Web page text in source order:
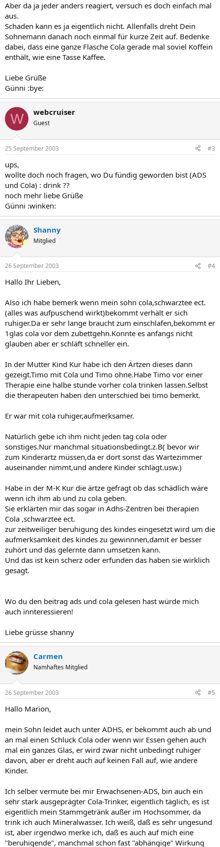
Aber da ja jeder anders reagiert, versuch es doch einfach mal
aus.
Schaden kann es ja eigentlich nicht. Allenfalls dreht Dein
Sohnemann danach noch einmal für kurze Zeit auf. Bedenke
dabei, dass eine ganze Flasche Cola gerade mal soviel Koffein
enthält, wie eine Tasse Kaffee.
Liebe Grüße
Günni :bye:
W webcruiser
Guest
25 September 2003 #3
ups,
wollte doch noch fragen, wo Du fündig geworden bist (ADS
und Cola) : drink ??
noch mehr liebe Grüße
Günni :winken:
Shanny
Mitglied
26 September 2003 #4
Hallo Ihr Lieben,
Also ich habe bemerk wenn mein sohn cola,schwarztee ect.
(alles was aufpuschend wirkt)bekommt verhält er sich
ruhiger.Da er sehr lange braucht zum einschlafen,bekommt er
1glas cola vor dem zubettgehn.Konnte es anfangs nicht
glauben aber er schläft schneller ein.
In der Mutter Kind Kur habe ich den Ärtzen dieses dann
gezeigt.Timo mit Cola und Timo ohne.Habe Timo vor einer
Therapie eine halbe stunde vorher cola trinken lassen.Selbst
die therapeuten haben den unterschied bei timo bemerkt.
Er war mit cola ruhiger,aufmerksamer.
Natürlich gebe ich ihm nicht jeden tag cola oder
sonstiges.Nur manchmal situationsbedingt.z.B( bevor wir
zum Kinderartz müssen,da er dort sonst das Wartezimmer
auseinander nimmt,und andere Kinder schlägt.usw.)
Habe in der M-K Kur die ärtze gefragt ob das schädlich wäre
wenn ich ihm ab und zu cola geben.
Sie erklärten mir das sogar in Adhs-Zentren bei therapien
Cola ,schwarztee ect.
zur zeitweiliger beruhigung des kindes eingesetzt wird um die
aufmerksamkeit des kindes zu gewinnnen,damit er besser
zuhört und das gelernte dann umsetzen kann.
Und das ist kein scherz oder erfunden das haben sie wirklich
gesagt.
Wo du den beitrag ads und cola gelesen hast würde mich
auch innteressieren!
Liebe grüsse shanny
Carmen
Namhaftes Mitglied
26 September 2003 #5
Hallo Marion,
mein Sohn leidet auch unter ADHS, er bekommt auch ab und
an mal einen Schluck Cola oder wenn wir Essen gehen auch
mal ein ganzes Glas, er wird zwar nicht unbedingt ruhiger
davon, aber er dreht auch auf keinen Fall auf, wie andere
Kinder.
Ich selber vermute bei mir Erwachsenen-ADS, bin auch ein
sehr stark ausgeprägter Cola-Trinker, eigentlich täglich, es ist
eigentlich mein Stammgetränk außer im Hochsommer, da
trink ich auch Mineralwasser. Ich weiß, daß es sehr ungesund
ist, aber irgendwo merke ich, daß es auch auf mich eine
"beruhigende", manchmal schon fast "abhängige" Wirkung